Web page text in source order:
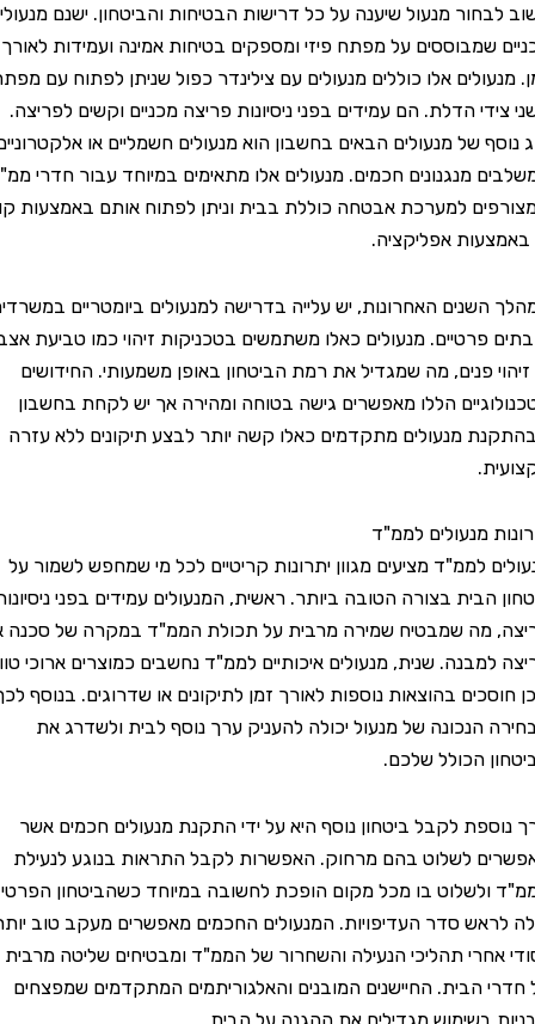
מנעול שיענה על כל דרישות הבטיחות והביטחון. ישנם מנעולים
על מפתח פיזי ומספקים בטיחות אמינה ועמידות לאורך
אלו כוללים מנעולים עם צילינדר כפול שניתן לפתוח עם מפתח
הדלת. הם עמידים בפני ניסיונות פריצה מכניים וקשים לפריצה.
של מנעולים הבאים בחשבון הוא מנעולים חשמליים או אלקטרוניים
מנגנונים חכמים. מנעולים אלו מתאימים במיוחד עבור חדרי ממ"ד
למערכת אבטחה כוללת בבית וניתן לפתוח אותם באמצעות קוד
אפליקציה.
האחרונות, יש עלייה בדרישה למנעולים ביומטריים במשרדים
מנעולים כאלו משתמשים בטכניקות זיהוי כמו טביעת אצבע
פנים, מה שמגדיל את רמת הביטחון באופן משמעותי. החידושים
הללו מאפשרים גישה בטוחה ומהירה אך יש לקחת בחשבון
מנעולים מתקדמים כאלו קשה יותר לבצע תיקונים ללא עזרה
מנעולים לממ"ד
לממ"ד מציעים מגוון יתרונות קריטיים לכל מי שמחפש לשמור על
בצורה הטובה ביותר. ראשית, המנעולים עמידים בפני ניסיונות
מה שמבטיח שמירה מרבית על תכולת הממ"ד במקרה של סכנה או
שנית, מנעולים איכותיים לממ"ד נחשבים כמוצרים ארוכי טווח
בהוצאות נוספות לאורך זמן לתיקונים או שדרוגים. בנוסף לכך,
של מנעול יכולה להעניק ערך נוסף לבית ולשדרג את
הכולל שלכם.
לקבל ביטחון נוסף היא על ידי התקנת מנעולים חכמים אשר
לשלוט בהם מרחוק. האפשרות לקבל התראות בנוגע לנעילת
בו מכל מקום הופכת לחשובה במיוחד כשהביטחון הפרטי
סדר העדיפויות. המנעולים החכמים מאפשרים מעקב טוב יותר
תהליכי הנעילה והשחרור של הממ"ד ומבטיחים שליטה מרבית
הבית. החיישנים המובנים והאלגוריתמים המתקדמים שמפצחים